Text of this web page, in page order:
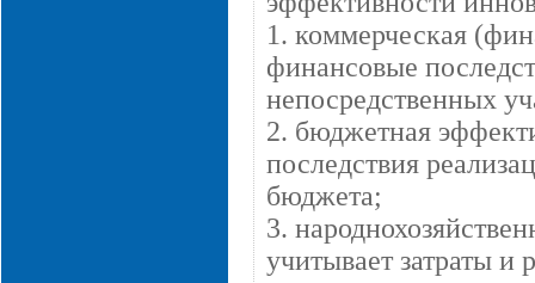
1. коммерческая
финансовые
непосредственных
2. бюджетная
последствия
бюджета;
3.
учитывает затраты и